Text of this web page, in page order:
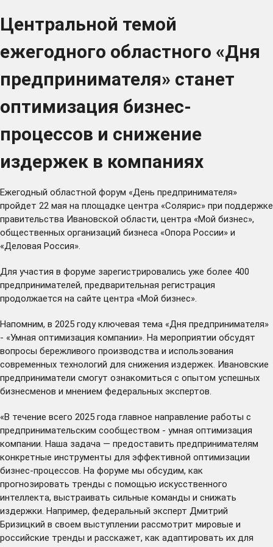
Центральной темой
ежегодного областного «Дня
предпринимателя» станет
оптимизация бизнес-
процессов и снижение
издержек в компаниях
Ежегодный областной форум «День предпринимателя»
пройдет 22 мая на площадке центра «Солярис» при поддержке
правительства Ивановской области, центра «Мой бизнес»,
общественных организаций бизнеса «Опора России» и
«Деловая Россия».
Для участия в форуме зарегистрировались уже более 400
предпринимателей, предварительная регистрация
продолжается на сайте центра «Мой бизнес».
Напомним, в 2025 году ключевая тема «Дня предпринимателя»
- «Умная оптимизация компании». На мероприятии обсудят
вопросы бережливого производства и использования
современных технологий для снижения издержек. Ивановские
предприниматели смогут ознакомиться с опытом успешных
бизнесменов и мнением федеральных экспертов.
«В течение всего 2025 года главное направление работы с
предпринимательским сообществом - умная оптимизация
компании. Наша задача — предоставить предпринимателям
конкретные инструменты для эффективной оптимизации
бизнес-процессов. На форуме мы обсудим, как
прогнозировать тренды с помощью искусственного
интеллекта, выстраивать сильные команды и снижать
издержки. Например, федеральный эксперт Дмитрий
Бризицкий в своем выступлении рассмотрит мировые и
российские тренды и расскажет, как адаптировать их для